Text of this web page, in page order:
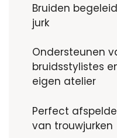
Bruiden
jurk
Ondersteunen
bruidsstylistes
eigen atelier
Perfect
van trouwjurken